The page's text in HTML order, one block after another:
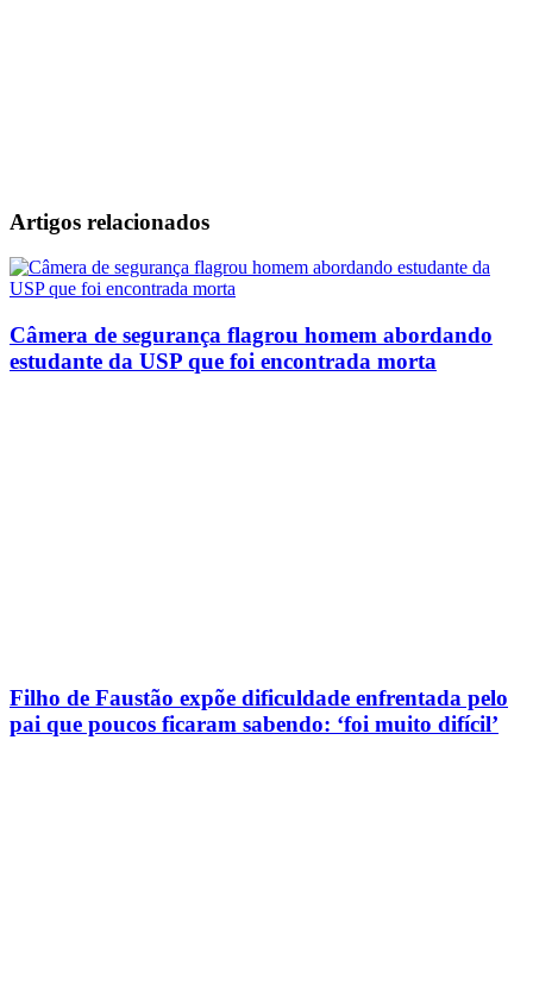
Artigos relacionados
Câmera de segurança flagrou homem abordando
estudante da USP que foi encontrada morta
Filho de Faustão expõe dificuldade enfrentada pelo
pai que poucos ficaram sabendo: ‘foi muito difícil’